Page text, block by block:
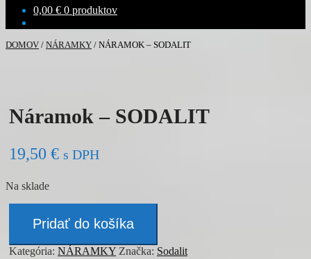
0,00 € 0 produktov
DOMOV / NÁRAMKY / NÁRAMOK – SODALIT
Náramok – SODALIT
19,50 € s DPH
Na sklade
Náramok
SODALIT
Pridať do košíka
Kategória: NÁRAMKY Značka: Sodalit